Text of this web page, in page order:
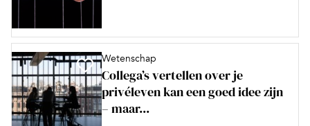
Wetenschap
Collega’s vertellen over je
privéleven kan een goed idee zijn
– maar...